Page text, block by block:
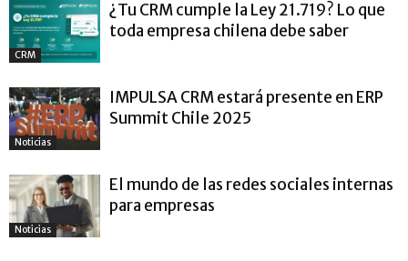
CRM
¿Tu CRM cumple la Ley 21.719? Lo que
toda empresa chilena debe saber
Noticias
IMPULSA CRM estará presente en ERP
Summit Chile 2025
Noticias
El mundo de las redes sociales internas
para empresas